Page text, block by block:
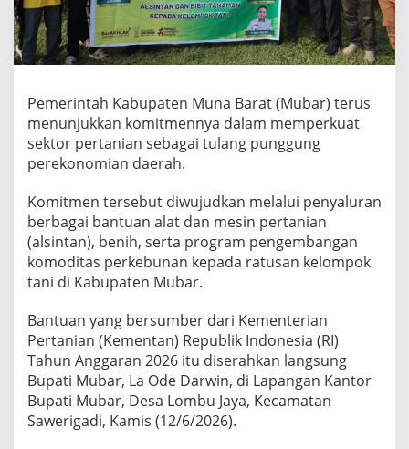
Pemerintah Kabupaten Muna Barat (Mubar) terus
menunjukkan komitmennya dalam memperkuat
sektor pertanian sebagai tulang punggung
perekonomian daerah.
Komitmen tersebut diwujudkan melalui penyaluran
berbagai bantuan alat dan mesin pertanian
(alsintan), benih, serta program pengembangan
komoditas perkebunan kepada ratusan kelompok
tani di Kabupaten Mubar.
Bantuan yang bersumber dari Kementerian
Pertanian (Kementan) Republik Indonesia (RI)
Tahun Anggaran 2026 itu diserahkan langsung
Bupati Mubar, La Ode Darwin, di Lapangan Kantor
Bupati Mubar, Desa Lombu Jaya, Kecamatan
Sawerigadi, Kamis (12/6/2026).